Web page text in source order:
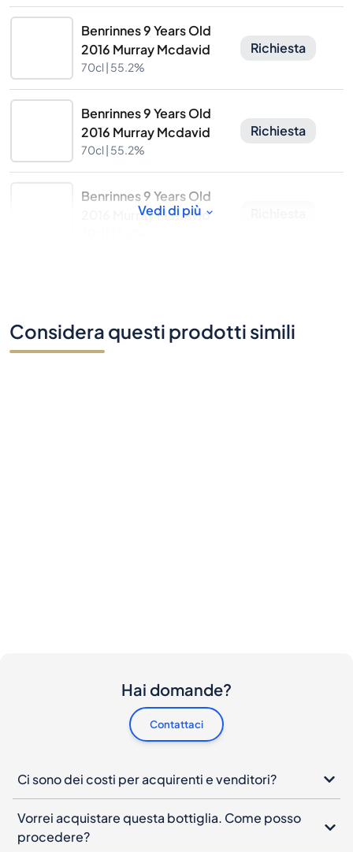
Benrinnes 9 Years Old
2016 Murray Mcdavid
70cl | 55.2%
Richiesta
Benrinnes 9 Years Old
2016 Murray Mcdavid
70cl | 55.2%
Richiesta
Benrinnes 9 Years Old
2016 Murray Mcdavid
Vedi di più
Considera questi prodotti simili
Hai domande?
Contattaci
Ci sono dei costi per acquirenti e venditori?
Vorrei acquistare questa bottiglia. Come posso
procedere?